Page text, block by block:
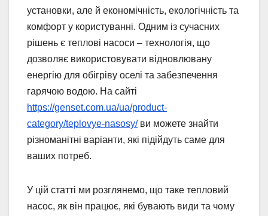
установки, але й економічність, екологічність та
комфорт у користуванні. Одним із сучасних
рішень є теплові насоси – технологія, що
дозволяє використовувати відновлювану
енергію для обігріву оселі та забезпечення
гарячою водою. На сайті
https://genset.com.ua/ua/product-
category/teplovye-nasosy/ви можете знайти
різноманітні варіанти, які підійдуть саме для
ваших потреб.
У цій статті ми розглянемо, що таке тепловий
насос, як він працює, які бувають види та чому